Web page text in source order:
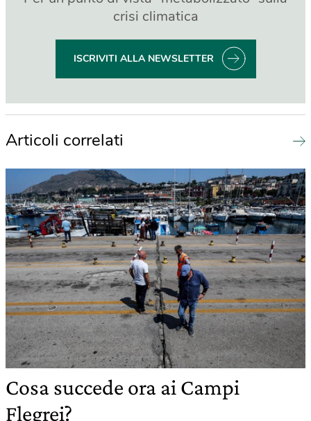
crisi climatica
ISCRIVITI ALLA NEWSLETTER
Articoli correlati
Cosa succede ora ai Campi
Flegrei?